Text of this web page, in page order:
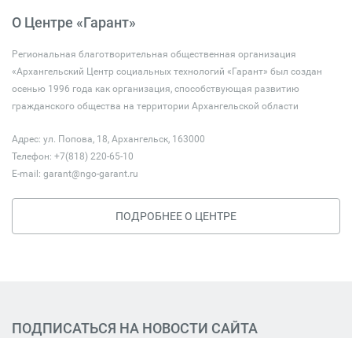
О Центре «Гарант»
Региональная благотворительная общественная организация
«Архангельский Центр социальных технологий «Гарант» был создан
осенью 1996 года как организация, способствующая развитию
гражданского общества на территории Архангельской области
Адрес: ул. Попова, 18, Архангельск, 163000
Телефон: +7(818) 220-65-10
E-mail: garant@ngo-garant.ru
ПОДРОБНЕЕ О ЦЕНТРЕ
ПОДПИСАТЬСЯ НА НОВОСТИ САЙТА